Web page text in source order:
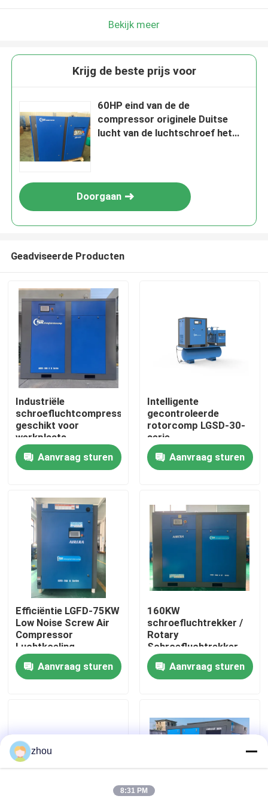
Huis
Videos
Ongeveer ons
Fabrieksreis
Kwaliteitscontrole
Contacteer ons
Gevallen
Verzoek om een Citaat
Bekijk meer
Krijg de beste prijs voor
60HP eind van de de
compressor originele Duitse
lucht van de luchtschroef het
Doorgaan
Geadviseerde Producten
Industriële
schroefluchtcompressor
geschikt voor
werkplaats
Aanvraag sturen
Intelligente
gecontroleerde
rotorcomp LGSD-30-
serie
Energiebesparende
roterende
luchtschroefcompressor
Aanvraag sturen
Efficiëntie LGFD-75KW
Low Noise Screw Air
Compressor
Luchtkoeling
Aanvraag sturen
160KW
schroefluchtrekker /
Rotary
Schroefluchtrekker
met 90L Intelligent
ControllerAanvraag sturen
zhou
8:31 PM